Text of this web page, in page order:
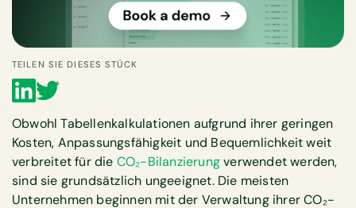
TEILEN SIE DIESES STÜCK
Obwohl Tabellenkalkulationen aufgrund ihrer geringen
Kosten, Anpassungsfähigkeit und Bequemlichkeit weit
verbreitet für die CO₂-Bilanzierungverwendet werden,
sind sie grundsätzlich ungeeignet. Die meisten
Unternehmen beginnen mit der Verwaltung ihrer CO₂-